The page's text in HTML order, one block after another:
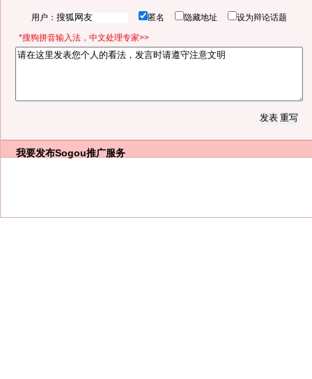
用户： 匿名 隐藏地址 设为辩论话题
*搜狗拼音输入法，中文处理专家>>
我要发布Sogou推广服务